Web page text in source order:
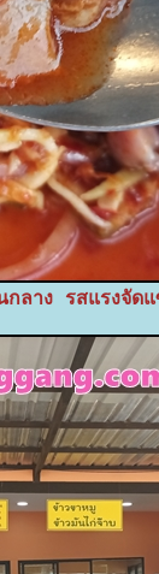
กลาง รสแรงจัด